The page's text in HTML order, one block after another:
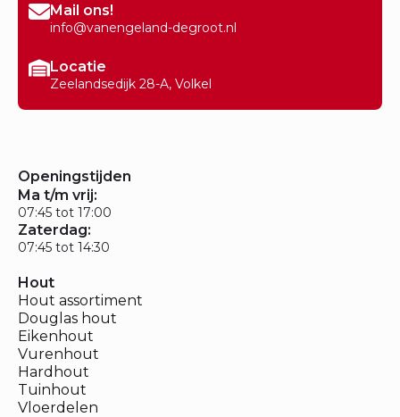
Mail ons!
info@vanengeland-degroot.nl
Locatie
Zeelandsedijk 28-A, Volkel
Openingstijden
Ma t/m vrij:
07:45 tot 17:00
Zaterdag:
07:45 tot 14:30
Hout
Hout assortiment
Douglas hout
Eikenhout
Vurenhout
Hardhout
Tuinhout
Vloerdelen